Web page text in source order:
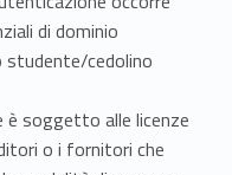
di dominio
cedolino
è soggetto alle licenze
o i fornitori che